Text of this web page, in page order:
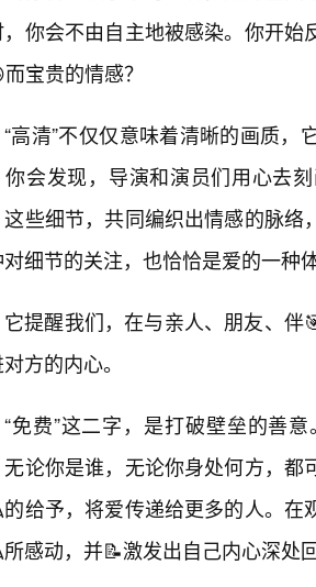
你会不由自主地被感染。你开
宝贵的情感？
“高清”不仅仅意味着清晰的画质
你会发现，导演和演员们用心去
些细节，共同编织出情感的脉
细节的关注，也恰恰是爱的一
它提醒我们，在与亲人、朋友、
方的内心。
“免费”这二字，是打破壁垒的善
论你是谁，无论你身处何方，
的给予，将爱传递给更多的人。
感动，并📝激发出自己内心深处